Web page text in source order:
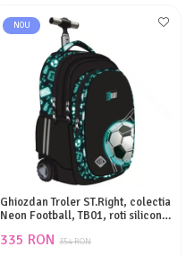
NOU
Ghiozdan Troler ST.Right, colectia
Neon Football, TB01, roti silicon,
354 RON
335 RON